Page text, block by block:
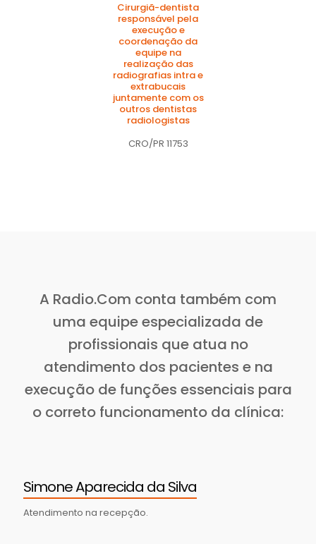
Cirurgiã-dentista
responsável pela
execução e
coordenação da
equipe na
realização das
radiografias intra e
extrabucais
juntamente com os
outros dentistas
radiologistas
CRO/PR 11753
A Radio.Com conta também com
uma equipe especializada de
profissionais que atua no
atendimento dos pacientes e na
execução de funções essenciais para
o correto funcionamento da clínica:
Simone Aparecida da Silva
Atendimento na recepção.